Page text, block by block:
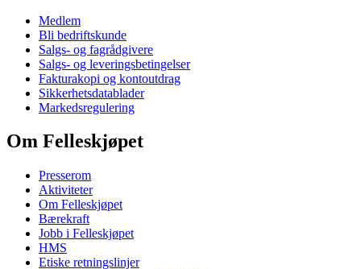
Medlem
Bli bedriftskunde
Salgs- og fagrådgivere
Salgs- og leveringsbetingelser
Fakturakopi og kontoutdrag
Sikkerhetsdatablader
Markedsregulering
Om Felleskjøpet
Presserom
Aktiviteter
Om Felleskjøpet
Bærekraft
Jobb i Felleskjøpet
HMS
Etiske retningslinjer